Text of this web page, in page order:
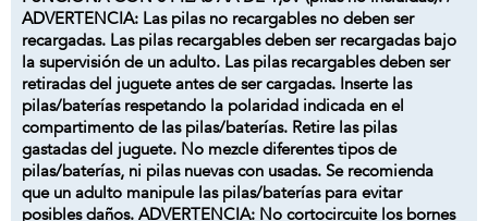
ADVERTENCIA: Las pilas no recargables no deben ser
recargadas. Las pilas recargables deben ser recargadas bajo
la supervisión de un adulto. Las pilas recargables deben ser
retiradas del juguete antes de ser cargadas. Inserte las
pilas/baterías respetando la polaridad indicada en el
compartimento de las pilas/baterías. Retire las pilas
gastadas del juguete. No mezcle diferentes tipos de
pilas/baterías, ni pilas nuevas con usadas. Se recomienda
que un adulto manipule las pilas/baterías para evitar
posibles daños. ADVERTENCIA: No cortocircuite los bornes